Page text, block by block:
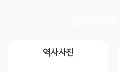
역사사진